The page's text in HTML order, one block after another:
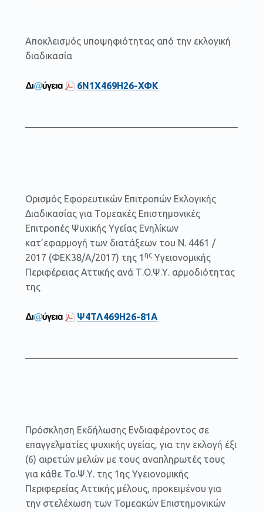
Αποκλεισμός υποψηφιότητας από την εκλογική
διαδικασία
6Ν1Χ469Η26-ΧΦΚ
Ορισμός Εφορευτικών Επιτροπών Εκλογικής
Διαδικασίας για Τομεακές Επιστημονικές
Επιτροπές Ψυχικής Υγείας Ενηλίκων
κατ’εφαρμογή των διατάξεων του Ν. 4461 /
2017 (ΦΕΚ38/Α/2017) της 1 ηςΥγειονομικής
Περιφέρειας Αττικής ανά Τ.Ο.Ψ.Υ. αρμοδιότητας
της
Ψ4ΤΛ469Η26-81Α
Πρόσκληση Εκδήλωσης Ενδιαφέροντος σε
επαγγελματίες ψυχικής υγείας, για την εκλογή έξι
(6) αιρετών μελών με τους αναπληρωτές τους
για κάθε Το.Ψ.Υ. της 1ης Υγειονομικής
Περιφερείας Αττικής μέλους, προκειμένου για
την στελέχωση των Τομεακών Επιστημονικών